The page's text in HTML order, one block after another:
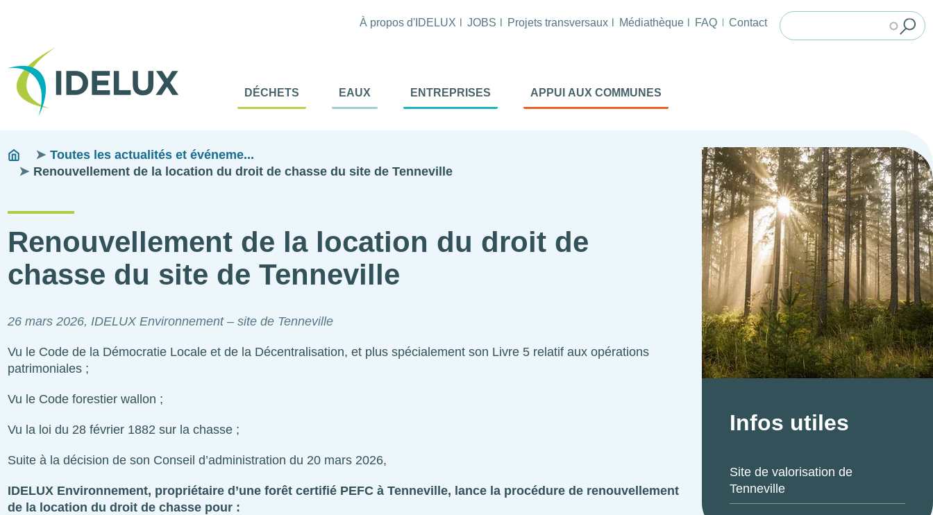
Tête
À propos d'IDELUX JOBS Projets transversaux Médiathèque FAQ Contact
Navigation
Menu
DÉCHETS EAUX ENTREPRISES APPUI AUX COMMUNES
Fils
d'ariane
You
are
Toutes les actualités et événeme...
Renouvellement de la location du droit de chasse du site de Tenneville
Renouvellement de la location du droit de
chasse du site de Tenneville
26 mars 2026, IDELUX Environnement – site de Tenneville
Vu le Code de la Démocratie Locale et de la Décentralisation, et plus spécialement son Livre 5 relatif aux opérations
patrimoniales ;
Vu le Code forestier wallon ;
Vu la loi du 28 février 1882 sur la chasse ;
Suite à la décision de son Conseil d’administration du 20 mars 2026,
IDELUX Environnement, propriétaire d’une forêt certifié PEFC à Tenneville, lance la procédure de renouvellement
de la location du droit de chasse pour :
Infos utiles
Site de valorisation de
Tenneville